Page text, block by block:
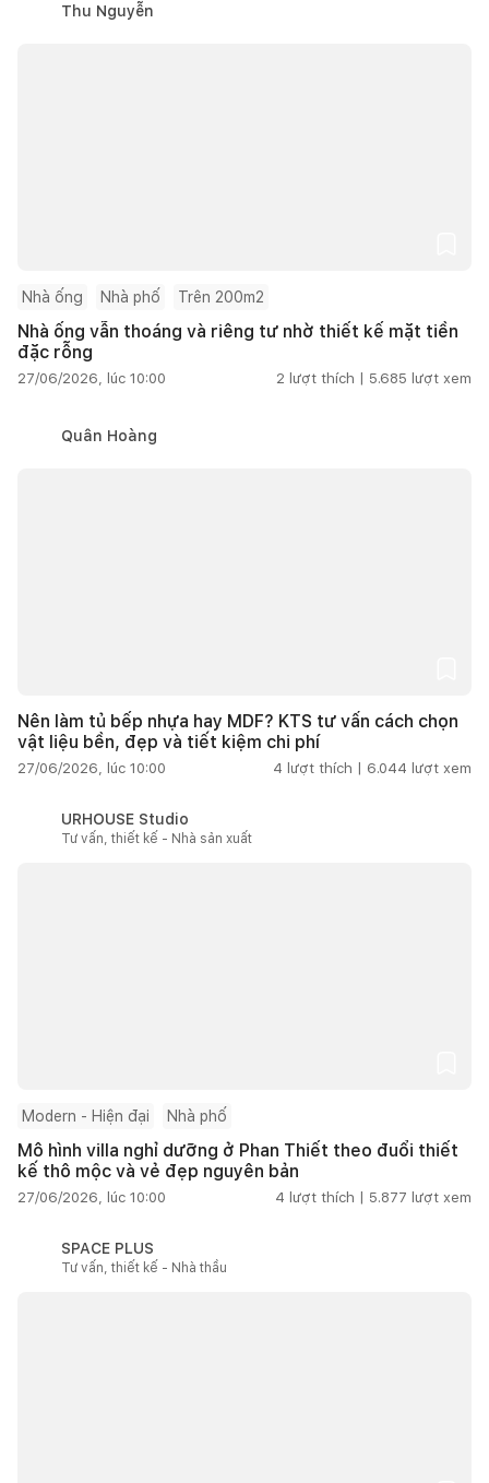
Thu Nguyễn
Nhà ống Nhà phố Trên 200m2
Nhà ống vẫn thoáng và riêng tư nhờ thiết kế mặt tiền
đặc rỗng
27/06/2026, lúc 10:00 2 lượt thích | 5.685 lượt xem
Quân Hoàng
Nên làm tủ bếp nhựa hay MDF? KTS tư vấn cách chọn
vật liệu bền, đẹp và tiết kiệm chi phí
27/06/2026, lúc 10:00 4 lượt thích | 6.044 lượt xem
URHOUSE Studio
Tư vấn, thiết kế - Nhà sản xuất
Modern - Hiện đại Nhà phố
Mô hình villa nghỉ dưỡng ở Phan Thiết theo đuổi thiết
kế thô mộc và vẻ đẹp nguyên bản
27/06/2026, lúc 10:00 4 lượt thích | 5.877 lượt xem
SPACE PLUS
Tư vấn, thiết kế - Nhà thầu